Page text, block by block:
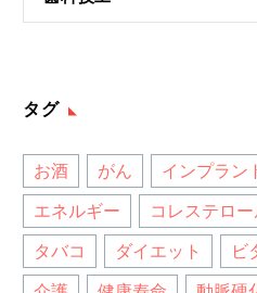
タグ
お酒 がん インプラン
エネルギー
コレステロ
タバコ
ダイエット ビ